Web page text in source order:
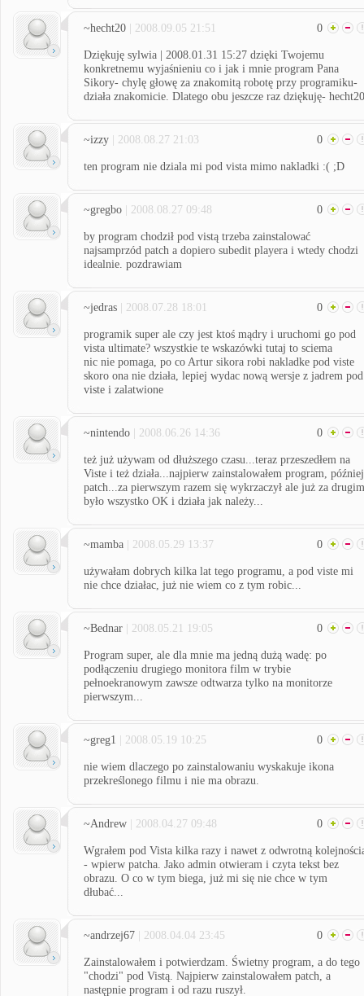
~hecht20 | 2008.09.05 21:51 0
Dziękuję sylwia | 2008.01.31 15:27 dzięki Twojemu
konkretnemu wyjaśnieniu co i jak i mnie program Pana
Sikory- chylę głowę za znakomitą robotę przy programiku-
działa znakomicie. Dlatego obu jeszcze raz dziękuję-
~izzy | 2008.08.27 21:03 0
ten program nie dziala mi pod vista mimo nakladki :( ;D
~gregbo | 2008.08.27 09:48 0
by program chodził pod vistą trzeba zainstalować
najsamprzód patch a dopiero subedit playera i wtedy chodzi
idealnie. pozdrawiam
~jedras | 2008.07.28 18:01 0
programik super ale czy jest ktoś mądry i uruchomi go pod
vista ultimate? wszystkie te wskazówki tutaj to sciema
nic nie pomaga, po co Artur sikora robi nakladke pod viste
skoro ona nie działa, lepiej wydac nową wersje z jadrem pod
viste i zalatwione
~nintendo | 2008.06.26 14:36 0
też już używam od dłuższego czasu...teraz przeszedłem na
Viste i też działa...najpierw zainstalowałem program, później
patch...za pierwszym razem się wykrzaczył ale już za drugim
było wszystko OK i działa jak należy...
~mamba | 2008.05.29 13:37 0
używałam dobrych kilka lat tego programu, a pod viste mi
nie chce działac, już nie wiem co z tym robic...
~Bednar | 2008.05.21 19:05 0
Program super, ale dla mnie ma jedną dużą wadę: po
podłączeniu drugiego monitora film w trybie
pełnoekranowym zawsze odtwarza tylko na monitorze
pierwszym...
~greg1 | 2008.05.19 10:25 0
nie wiem dlaczego po zainstalowaniu wyskakuje ikona
przekreślonego filmu i nie ma obrazu.
~Andrew | 2008.04.27 09:48 0
Wgrałem pod Vista kilka razy i nawet z odwrotną
- wpierw patcha. Jako admin otwieram i czyta tekst bez
obrazu. O co w tym biega, już mi się nie chce w tym
dłubać...
~andrzej67 | 2008.04.04 23:45 0
Zainstalowałem i potwierdzam. Świetny program, a do tego
"chodzi" pod Vistą. Najpierw zainstalowałem patch, a
następnie program i od razu ruszył.